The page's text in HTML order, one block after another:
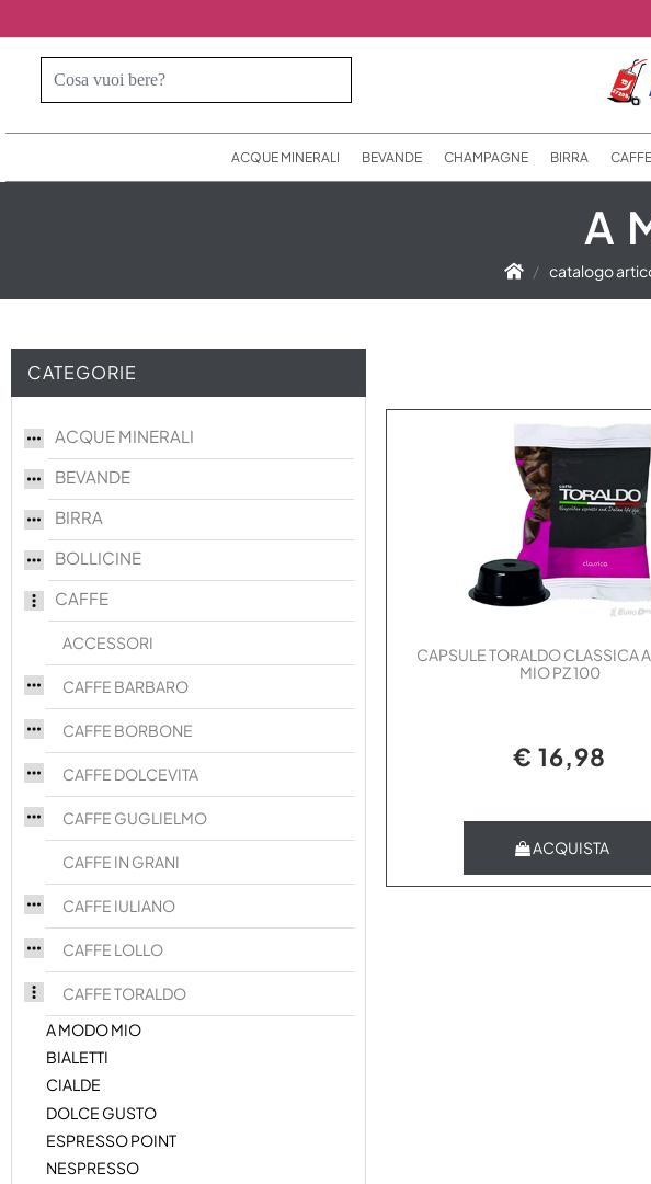
ACQUE MINERALI BEVANDE CHAMPAGNE BIRRA CAFFE
A
catalogo
CATEGORIE
ACQUE MINERALI
BEVANDE
BIRRA
BOLLICINE
CAFFE
ACCESSORI
CAFFE BARBARO
CAFFE BORBONE
CAFFE DOLCEVITA
CAFFE GUGLIELMO
CAFFE IN GRANI
CAFFE IULIANO
CAFFE LOLLO
CAFFE TORALDO
A MODO MIO
BIALETTI
CIALDE
DOLCE GUSTO
ESPRESSO POINT
NESPRESSO
CAPSULE TORALDO CLASSICA
MIO PZ 100
€ 16,98
ACQUISTA